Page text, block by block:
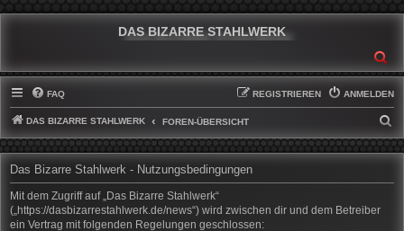
DAS BIZARRE STAHLWERK
FAQ ANMELDEN
REGISTRIEREN
DAS BIZARRE STAHLWERK FOREN-ÜBERSICHT
U
H
Das Bizarre Stahlwerk - Nutzungsbedingungen
Mit dem Zugriff auf „Das Bizarre Stahlwerk“
(„https://dasbizarrestahlwerk.de/news“) wird zwischen dir und dem Betreiber
ein Vertrag mit folgenden Regelungen geschlossen: